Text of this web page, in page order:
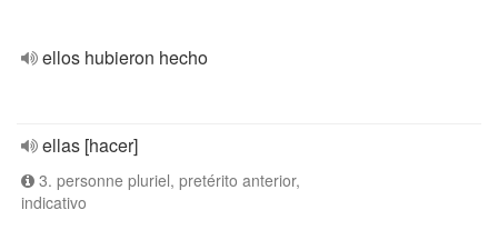
ellos hubieron hecho
ellas [hacer]
3. personne pluriel, pretérito anterior,
indicativo